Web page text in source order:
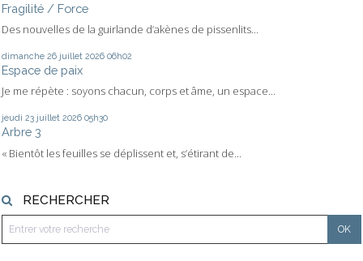
Fragilité / Force
Des nouvelles de la guirlande d’akènes de pissenlits...
dimanche 26 juillet 2026 06h02
Espace de paix
Je me répète : soyons chacun, corps et âme, un espace...
jeudi 23 juillet 2026 05h30
Arbre 3
« Bientôt les feuilles se déplissent et, s’étirant de...
RECHERCHER